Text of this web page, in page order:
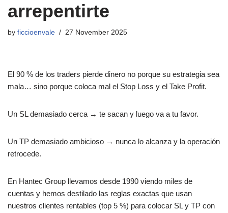
arrepentirte
by ficcioenvale 27 November 2025
El 90 % de los traders pierde dinero no porque su estrategia sea
mala… sino porque coloca mal el Stop Loss y el Take Profit.
Un SL demasiado cerca → te sacan y luego va a tu favor.
Un TP demasiado ambicioso → nunca lo alcanza y la operación
retrocede.
En Hantec Group llevamos desde 1990 viendo miles de
cuentas y hemos destilado las reglas exactas que usan
nuestros clientes rentables (top 5 %) para colocar SL y TP con